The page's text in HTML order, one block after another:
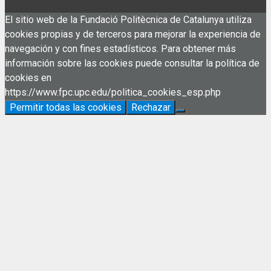
El sitio web de la Fundació Politècnica de Catalunya utiliza
cookies propias y de terceros para mejorar la experiencia de
navegación y con fines estadísticos. Para obtener más
información sobre las cookies puede consultar la política de
cookies en
https://www.fpc.upc.edu/politica_cookies_esp.php
Permitir todas las cookies
Rechazar